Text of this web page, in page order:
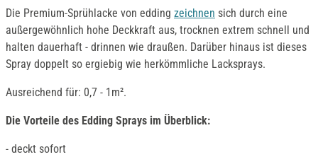
Die Premium-Sprühlacke von edding zeichnen sich durch eine
außergewöhnlich hohe Deckkraft aus, trocknen extrem schnell und
halten dauerhaft - drinnen wie draußen. Darüber hinaus ist dieses
Spray doppelt so ergiebig wie herkömmliche Lacksprays.
Ausreichend für: 0,7 - 1m².
Die Vorteile des Edding Sprays im Überblick:
- deckt sofort